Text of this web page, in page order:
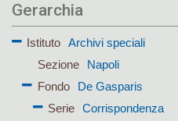
Gerarchia
Istituto
Archivi speciali
Sezione
Napoli
Fondo
De Gasparis
Serie Corrispondenza